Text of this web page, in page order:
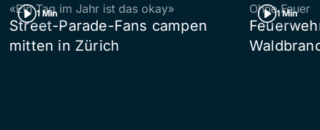
1 Min
«Ein Tag im Jahr ist das okay»
Street-Parade-Fans campen
mitten in Zürich
1 Min
Ohne Feuer